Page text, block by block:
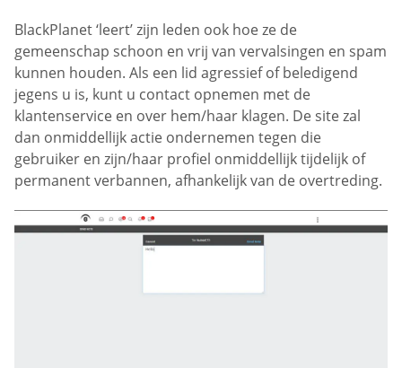
BlackPlanet ‘leert’ zijn leden ook hoe ze de
gemeenschap schoon en vrij van vervalsingen en spam
kunnen houden. Als een lid agressief of beledigend
jegens u is, kunt u contact opnemen met de
klantenservice en over hem/haar klagen. De site zal
dan onmiddellijk actie ondernemen tegen die
gebruiker en zijn/haar profiel onmiddellijk tijdelijk of
permanent verbannen, afhankelijk van de overtreding.